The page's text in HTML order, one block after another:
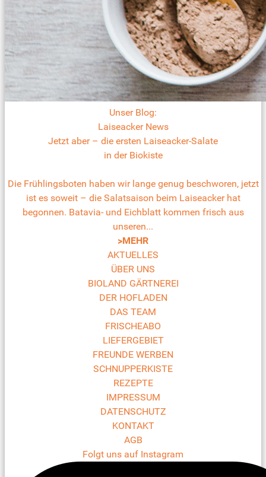
Unser Blog:
Laiseacker News
Jetzt aber – die ersten Laiseacker-Salate
in der Biokiste
Die Frühlingsboten haben wir lange genug beschworen, jetzt
ist es soweit – die Salatsaison beim Laiseacker hat
begonnen. Batavia- und Eichblatt kommen frisch aus
unseren...
>MEHR
AKTUELLES
ÜBER UNS
BIOLAND GÄRTNEREI
DER HOFLADEN
DAS TEAM
FRISCHEABO
LIEFERGEBIET
FREUNDE WERBEN
SCHNUPPERKISTE
REZEPTE
IMPRESSUM
DATENSCHUTZ
KONTAKT
AGB
Folgt uns auf Instagram